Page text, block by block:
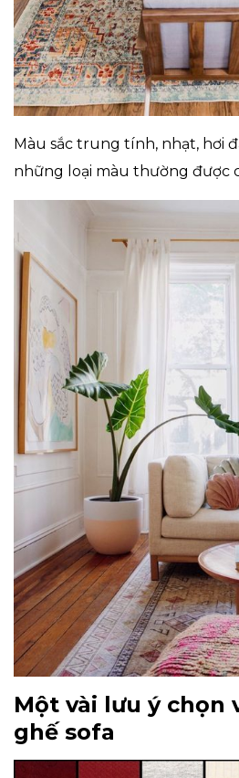
Màu sắc trung tính, nhạt, hơi
những loại màu thường được
Một vài lưu ý chọn
ghế sofa